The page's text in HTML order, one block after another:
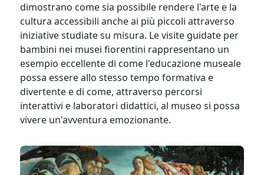
dimostrano come sia possibile rendere l'arte e la
cultura accessibili anche ai più piccoli attraverso
iniziative studiate su misura. Le visite guidate per
bambini nei musei fiorentini rappresentano un
esempio eccellente di come l'educazione museale
possa essere allo stesso tempo formativa e
divertente e di come, attraverso percorsi
interattivi e laboratori didattici, al museo si possa
vivere un'avventura emozionante.